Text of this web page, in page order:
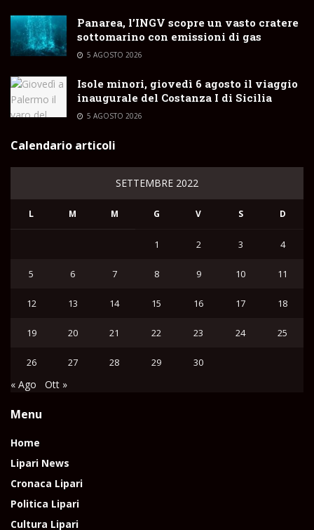
Panarea, l’INGV scopre un vasto cratere
sottomarino con emissioni di gas
5 AGOSTO 2026
Isole minori, giovedì 6 agosto il viaggio
inaugurale del Costanza I di Sicilia
5 AGOSTO 2026
Calendario articoli
SETTEMBRE 2022
L M M G V S D
1 2 3 4
5 6 7 8 9 10 11
12 13 14 15 16 17 18
19 20 21 22 23 24 25
26 27 28 29 30
« Ago Ott »
Menu
Home
Lipari News
Cronaca Lipari
Politica Lipari
Cultura Lipari